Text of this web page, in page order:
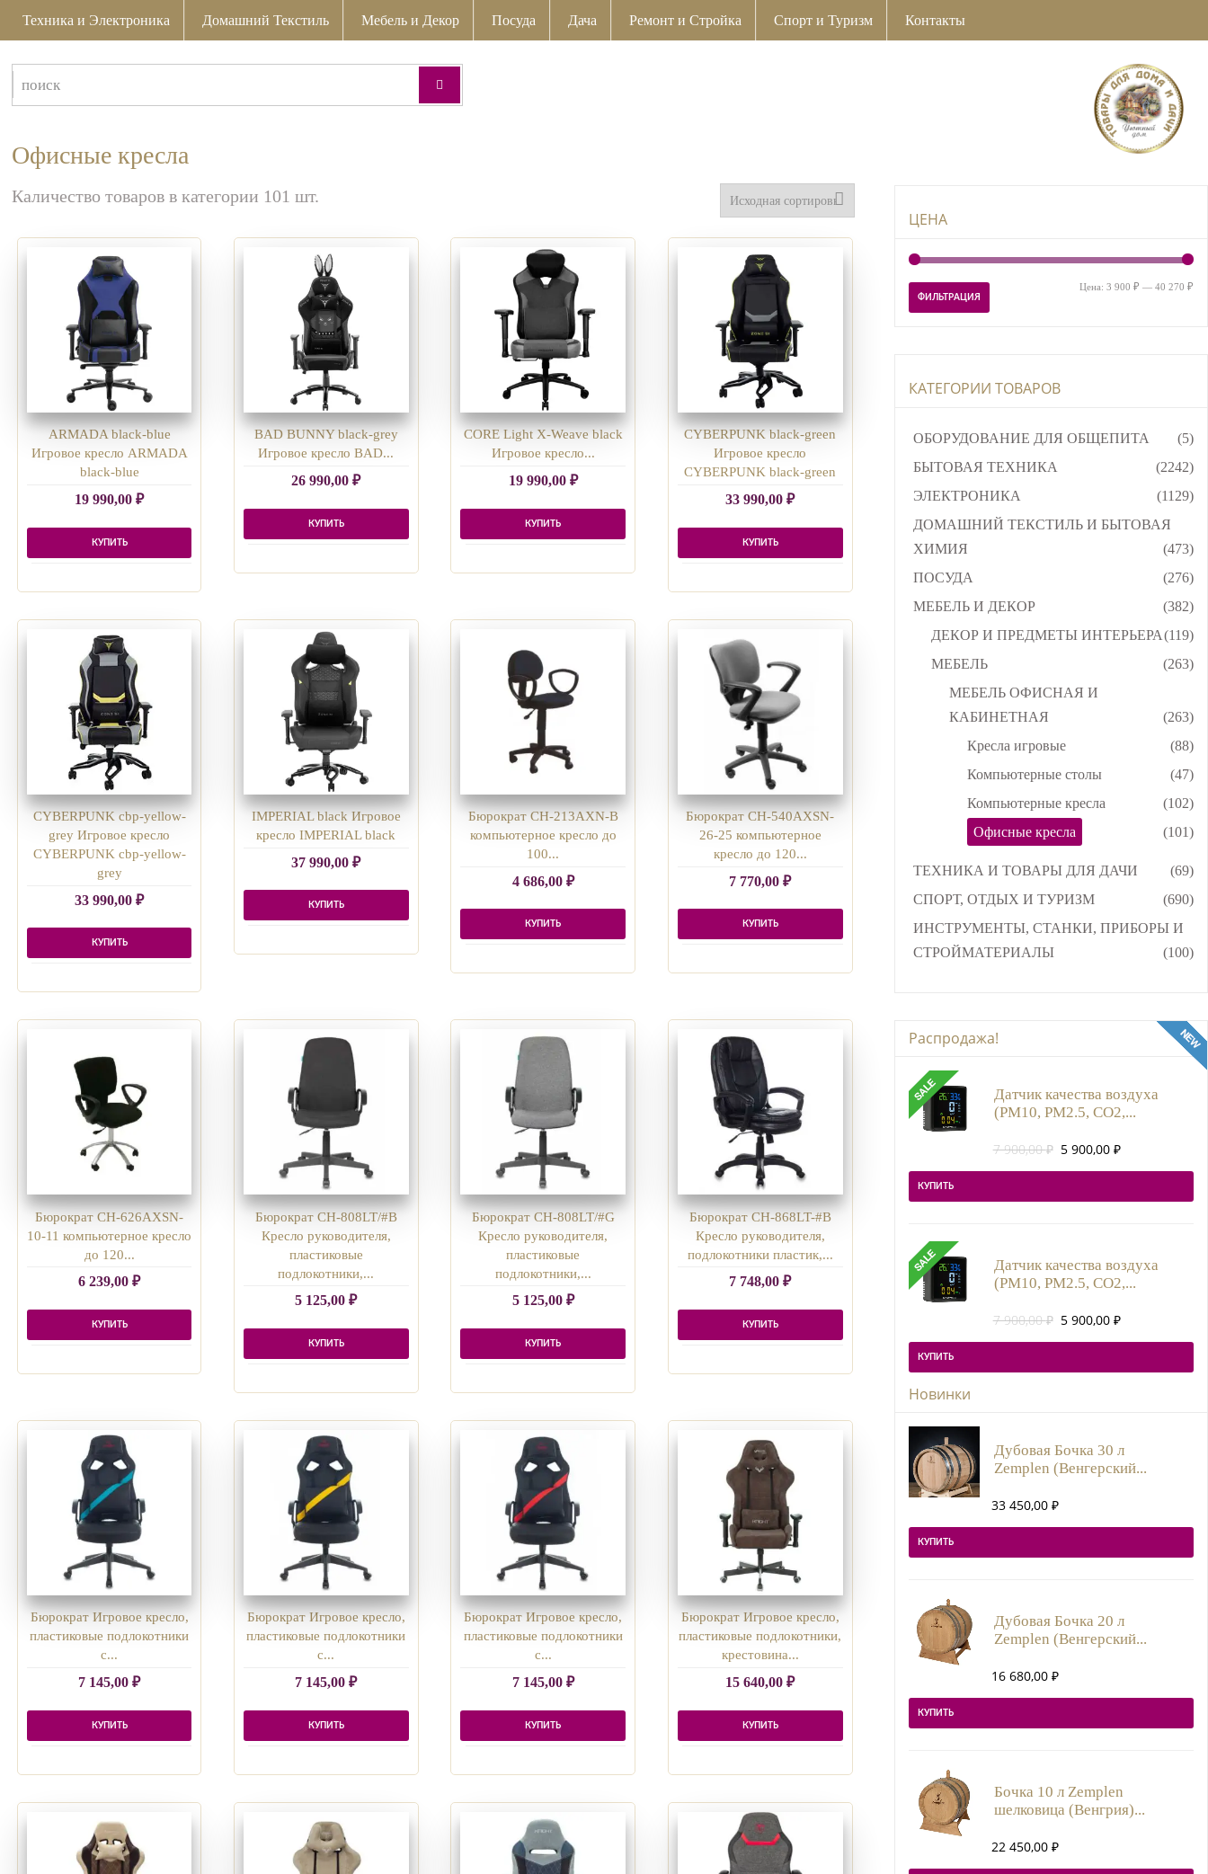
Техника и Электроника Домашний Текстиль Мебель и Декор Посуда Дача Ремонт и Стройка Спорт и Туризм Контакты
Офисные кресла
Каличество товаров в категории 101 шт.
ARMADA black-blue
Игровое кресло ARMADA
black-blue
19 990,00₽
КУПИТЬ
BAD BUNNY black-grey
Игровое кресло BAD...
26 990,00₽
КУПИТЬ
CORE Light X-Weave black
Игровое кресло...
19 990,00 ₽
КУПИТЬ
CYBERPUNK black-green
Игровое кресло
CYBERPUNK black-green
33 990,00₽
КУПИТЬ
CYBERPUNK cbp-yellow-
grey Игровое кресло
CYBERPUNK cbp-yellow-
grey
33 990,00₽
КУПИТЬ
IMPERIAL black Игровое
кресло IMPERIAL black
37 990,00₽
КУПИТЬ
Бюрократ CH-213AXN-B
компьютерное кресло до
100...
4 686,00 ₽
КУПИТЬ
Бюрократ CH-540AXSN-
26-25 компьютерное
кресло до 120...
7 770,00₽
КУПИТЬ
Бюрократ CH-626AXSN-
10-11 компьютерное кресло
до 120...
6 239,00₽
КУПИТЬ
Бюрократ CH-808LT/#B
Кресло руководителя,
пластиковые
подлокотники,...
5 125,00₽
КУПИТЬ
Бюрократ CH-808LT/#G
Кресло руководителя,
пластиковые
подлокотники,...
5 125,00 ₽
КУПИТЬ
Бюрократ CH-868LT-#B
Кресло руководителя,
подлокотники пластик,...
7 748,00₽
КУПИТЬ
Бюрократ Игровое кресло,
пластиковые подлокотники
с...
7 145,00₽
КУПИТЬ
Бюрократ Игровое кресло,
пластиковые подлокотники
с...
7 145,00₽
КУПИТЬ
Бюрократ Игровое кресло,
пластиковые подлокотники
с...
7 145,00 ₽
КУПИТЬ
Бюрократ Игровое кресло,
пластиковые подлокотники,
крестовина...
15 640,00₽
КУПИТЬ
ЦЕНА
ФИЛЬТРАЦИЯ
Цена: 3 900 ₽ — 40 270 ₽
КАТЕГОРИИ ТОВАРОВ
ОБОРУДОВАНИЕ ДЛЯ ОБЩЕПИТА
(5)
БЫТОВАЯ ТЕХНИКА
(2242)
ЭЛЕКТРОНИКА
(1129)
ДОМАШНИЙ ТЕКСТИЛЬ И БЫТОВАЯ
ХИМИЯ
(473)
ПОСУДА
(276)
МЕБЕЛЬ И ДЕКОР
(382)
ДЕКОР И ПРЕДМЕТЫ ИНТЕРЬЕРА(119)
МЕБЕЛЬ
(263)
МЕБЕЛЬ ОФИСНАЯ И
КАБИНЕТНАЯ
(263)
Кресла игровые
(88)
Компьютерные столы
(47)
Компьютерные кресла
(102)
Офисные кресла
(101)
ТЕХНИКА И ТОВАРЫ ДЛЯ ДАЧИ
(69)
СПОРТ, ОТДЫХ И ТУРИЗМ
(690)
ИНСТРУМЕНТЫ, СТАНКИ, ПРИБОРЫ И
СТРОЙМАТЕРИАЛЫ
(100)
Распродажа!
Датчик качества воздуха
(PM10, PM2.5, CO2,...
7 900,00₽ Первоначальная
7
5 900,00 ₽
900,00 ₽.
КУПИТЬ
Датчик качества воздуха
(PM10, PM2.5, CO2,...
7 900,00₽ Первоначальная
7
5 900,00 ₽
900,00 ₽.
КУПИТЬ
Новинки
Дубовая Бочка 30 л
Zemplen (Венгерский...
33 450,00 ₽
КУПИТЬ
Дубовая Бочка 20 л
Zemplen (Венгерский...
16 680,00 ₽
КУПИТЬ
Бочка 10 л Zemplen
шелковица (Венгрия)...
22 450,00 ₽